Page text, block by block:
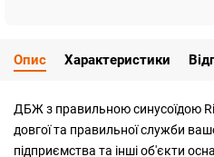
Опис Характеристики
ДБЖ з правильною синусоїдою
довгої та правильної служби
підприємства та інші об'єкти